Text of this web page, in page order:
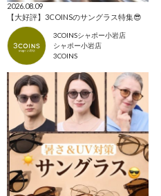
2026.08.09
【大好評】3COINSのサングラス特集😎
3COINSシャポー小岩店
シャポー小岩店
3COINS